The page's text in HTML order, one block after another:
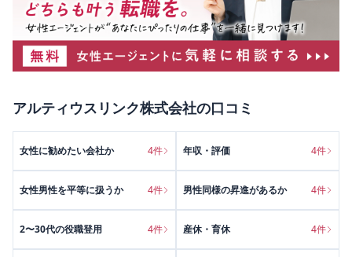
アルティウスリンク株式会社の口コミ
女性に勧めたい会社か 4件 年収・評価 4件
女性男性を平等に扱うか 4件 男性同様の昇進があるか 4件
2〜30代の役職登用 4件 産休・育休 4件